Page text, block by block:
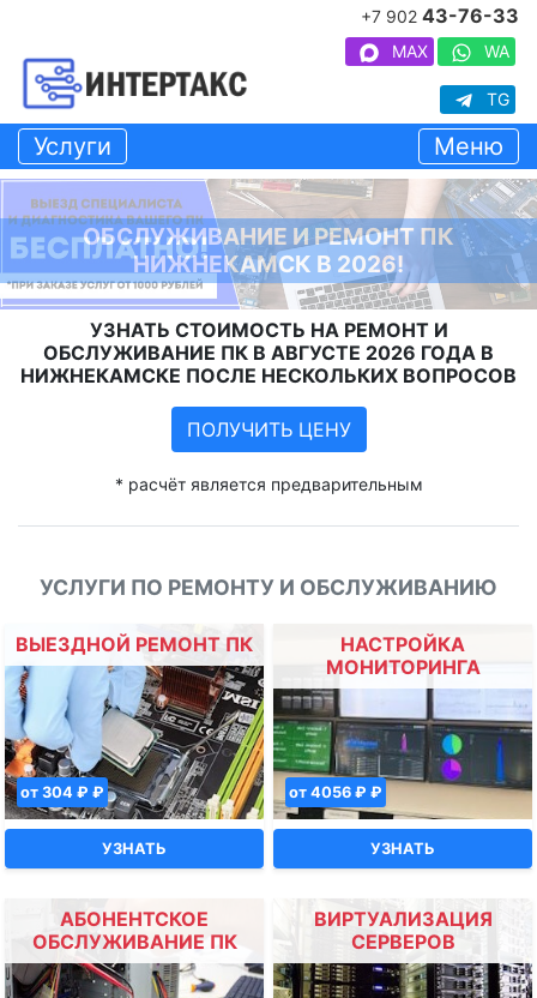
+7 902 43-76-33
MAX WA
TG
Услуги Меню
ОБСЛУЖИВАНИЕ И РЕМОНТ ПК
НИЖНЕКАМСК В 2026!
УЗНАТЬ СТОИМОСТЬ НА РЕМОНТ И
ОБСЛУЖИВАНИЕ ПК В АВГУСТЕ 2026 ГОДА В
НИЖНЕКАМСКЕ ПОСЛЕ НЕСКОЛЬКИХ ВОПРОСОВ
ПОЛУЧИТЬ ЦЕНУ
* расчёт является предварительным
УСЛУГИ ПО РЕМОНТУ И ОБСЛУЖИВАНИЮ
ВЫЕЗДНОЙ РЕМОНТ ПК
от 304 ₽ ₽
УЗНАТЬ
НАСТРОЙКА
МОНИТОРИНГА
от 4056 ₽ ₽
УЗНАТЬ
АБОНЕНТСКОЕ
ОБСЛУЖИВАНИЕ ПК
ВИРТУАЛИЗАЦИЯ
СЕРВЕРОВ